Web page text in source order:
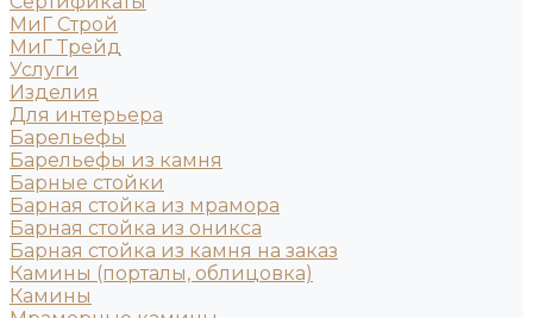
МиГ Строй
МиГ Трейд
Услуги
Изделия
Для интерьера
Барельефы
Барельефы из камня
Барные стойки
Барная стойка из мрамора
Барная стойка из оникса
Барная стойка из камня на заказ
Камины (порталы, облицовка)
Камины